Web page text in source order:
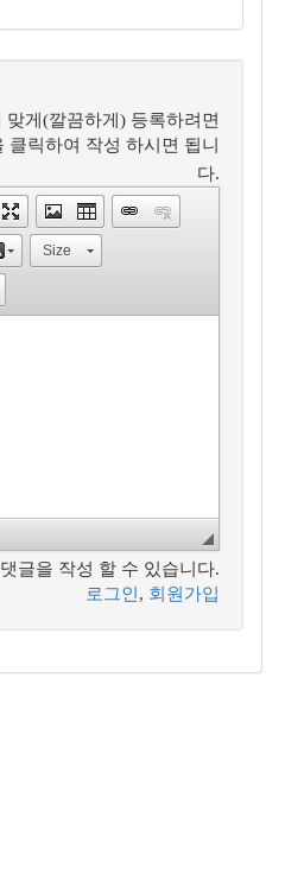
맞게(깔끔하게) 등록하려면
클릭하여 작성 하시면 됩니
다.
Size
글을 작성 할 수 있습니다.
로그인 , 회원가입